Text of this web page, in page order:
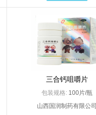
IPR PHARMACEUTICALS INCORPORAT
Merck Sharp & Dohme Limited（杭州默沙东制药有限公司分装）
GmbH
Novartis Singapore Pharmaceutical Manufacturing Private.Ltd（北京诺华制药有限公司分装）
三合钙咀嚼片
包装规格: 100片/瓶
山西国润制药有限公司